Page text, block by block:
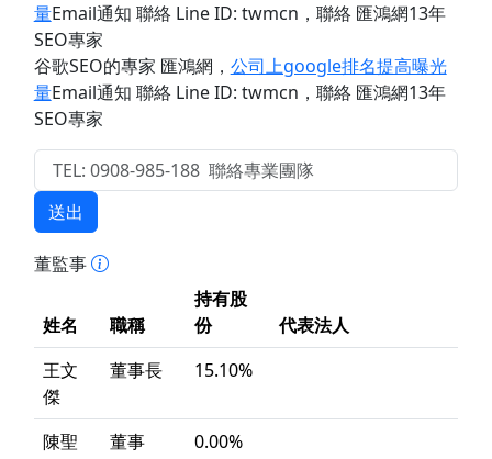
量Email通知 聯絡 Line ID: twmcn ，聯絡 匯鴻網13年
SEO專家
谷歌SEO的專家 匯鴻網 ， 公司上google排名提高曝光
量Email通知 聯絡 Line ID: twmcn ，聯絡 匯鴻網13年
SEO專家
送出
董監事
姓名 職稱
持有股
份
代表法人
王文
傑
董事長 15.10%
陳聖
董事 0.00%